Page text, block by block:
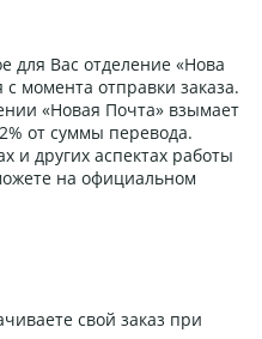
для Вас отделение «Нова
момента отправки заказа.
«Новая Почта» взымает
от суммы перевода.
и других аспектах работы
на официальном
свой заказ при